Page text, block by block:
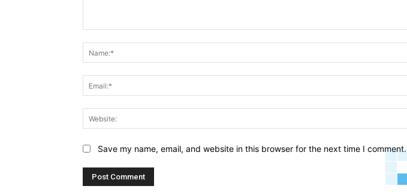
Save my name, email, and website in this browser for the next time I comment.